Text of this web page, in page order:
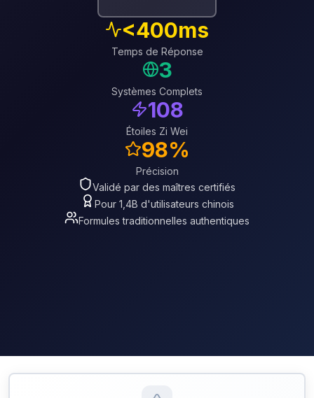
<400ms
Temps de Réponse
3
Systèmes Complets
108
Étoiles Zi Wei
98%
Précision
Validé par des maîtres certifiés
Pour 1,4B d'utilisateurs chinois
Formules traditionnelles authentiques